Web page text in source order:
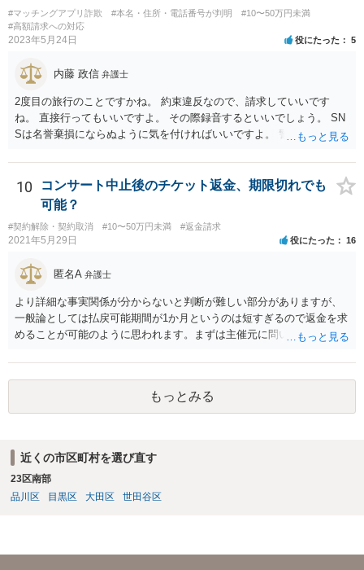
#マッチングアプリ詐欺 #本名・住所・電話番号が判明
#10〜50万円未満
#高額請求への対応
2023年5月24日 役にたった 5
内藤 政信 弁護士
2度目の旅行のことですかね。 約束違反なので、請求していいです
ね。 直接行ってもいいですよ。 その際録音するといいでしょう。 SN
Sは名誉棄損にならぬように気を付ければいいですよ。 警察に行って
10
コンサート中止後のチケット返金、期限切れでも
可能？
#契約解除・契約取消 #10〜50万円未満 #返金請求
2021年5月29日 役にたった 16
匿名A 弁護士
より詳細な事実関係が分からないと判断が難しい部分がありますが、
一般論としては払戻可能期間が1か月というのは短すぎるので返金を求
めることが可能のように思われます。まずは主催元に問い合わせてみ
護士を立てると明らかに費用倒れですので、ご自身でチケットサイト
運営会社等に代金返還請求訴訟等を提起することが考えられるかと存
もっとみる
近くの市区町村を選び直す
23区南部
品川区
目黒区 大田区 世田谷区